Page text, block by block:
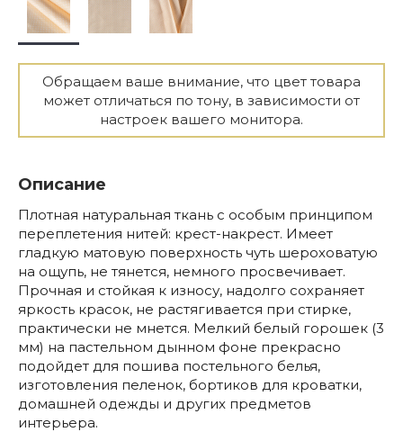
Обращаем ваше внимание, что цвет товара
может отличаться по тону, в зависимости от
настроек вашего монитора.
Описание
Плотная натуральная ткань с особым принципом
переплетения нитей: крест-накрест. Имеет
гладкую матовую поверхность чуть шероховатую
на ощупь, не тянется, немного просвечивает.
Прочная и стойкая к износу, надолго сохраняет
яркость красок, не растягивается при стирке,
практически не мнется. Мелкий белый горошек (3
мм) на пастельном дынном фоне прекрасно
подойдет для пошива постельного белья,
изготовления пеленок, бортиков для кроватки,
домашней одежды и других предметов
интерьера.